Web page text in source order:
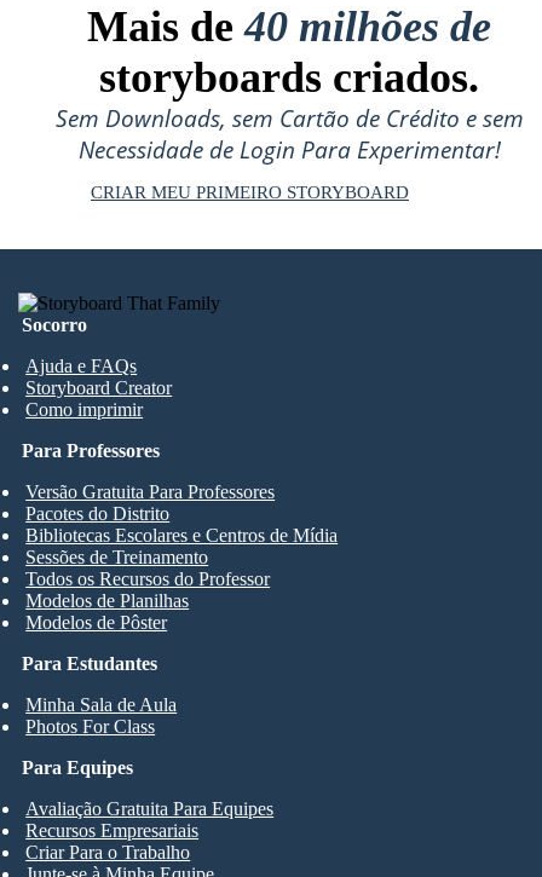
Mais de40 milhões de
storyboards criados.
Sem Downloads, sem Cartão de Crédito e sem
Necessidade de Login Para Experimentar!
CRIAR MEU PRIMEIRO STORYBOARD
Socorro
Ajuda e FAQs
Storyboard Creator
Como imprimir
Para Estudantes
Minha Sala de Aula
Photos For Class
Para Professores
Versão Gratuita Para Professores
Pacotes do Distrito
Bibliotecas Escolares e Centros de Mídia
Sessões de Treinamento
Todos os Recursos do Professor
Modelos de Planilhas
Modelos de Pôster
Para Equipes
Avaliação Gratuita Para Equipes
Recursos Empresariais
Criar Para o Trabalho